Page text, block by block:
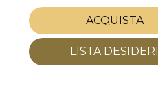
ACQUISTA
LISTA DESIDERI